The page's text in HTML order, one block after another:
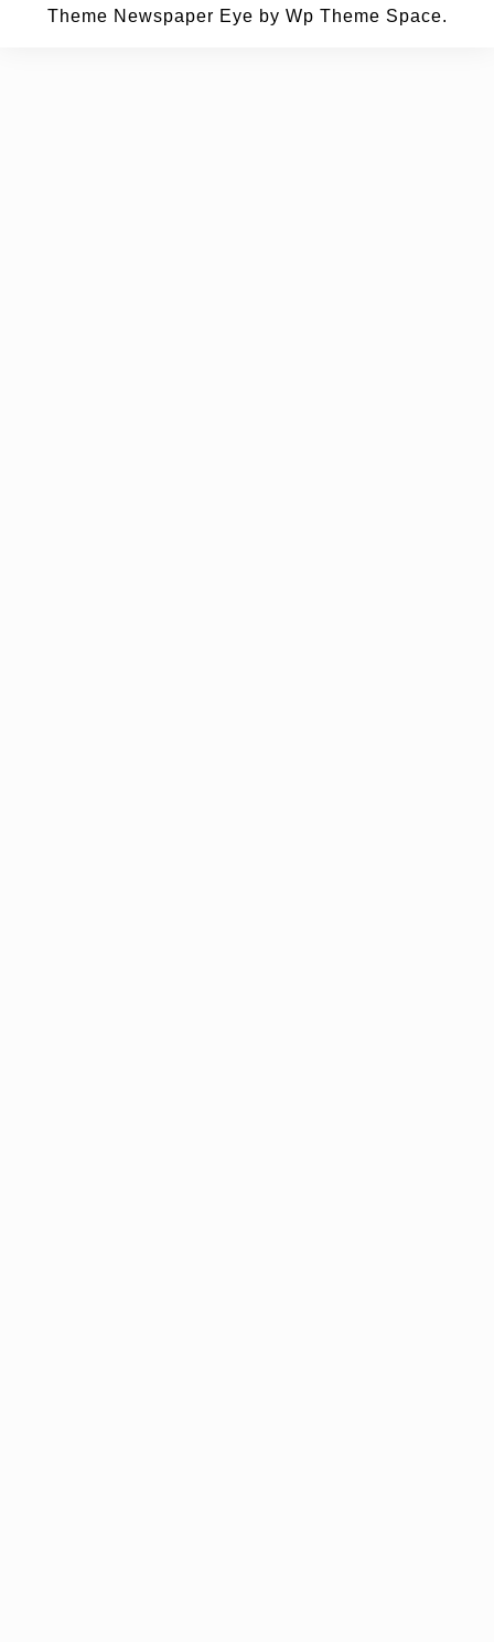
Theme Newspaper Eye by Wp Theme Space.